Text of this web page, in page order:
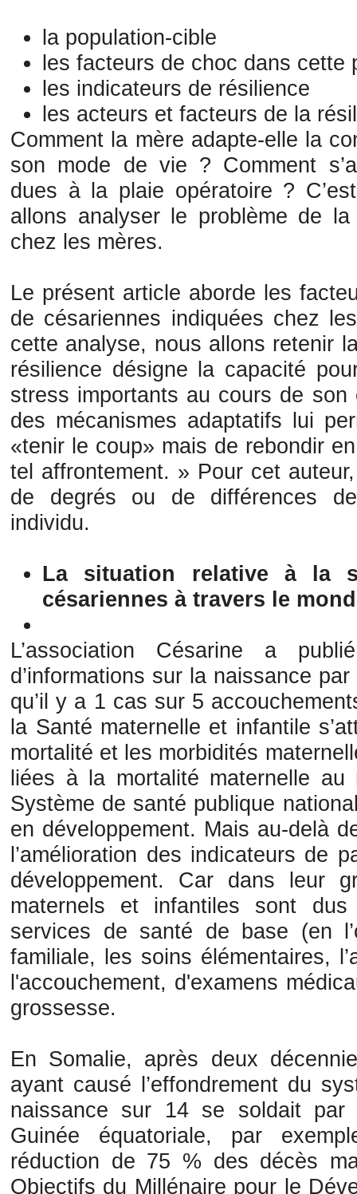
la population-cible
les facteurs de choc dans cette
les indicateurs de résilience
les acteurs et facteurs de la
Comment la mère adapte-elle la
son mode de vie ? Comment
dues à la plaie opératoire ?
allons analyser le problème de la
chez les mères.
Le présent article aborde les
de césariennes indiquées chez
cette analyse, nous allons retenir
résilience désigne la capacité
stress importants au cours de
des mécanismes adaptatifs lui
«tenir le coup» mais de rebondir
tel affrontement. » Pour cet
de degrés ou de différences
individu.
La situation relative à la
césariennes à travers le
L’association Césarine a
d’informations sur la naissance
qu’il y a 1 cas sur 5
la Santé maternelle et infantile
mortalité et les morbidités
liées à la mortalité maternelle
Système de santé publique
en développement. Mais au-delà
l’amélioration des indicateurs de
développement. Car dans leur
maternels et infantiles sont
services de santé de base (en
familiale, les soins élémentaires,
l'accouchement, d'examens
grossesse.
En Somalie, après deux
ayant causé l’effondrement du
naissance sur 14 se soldait
Guinée équatoriale, par
réduction de 75 % des décès
Objectifs du Millénaire pour le